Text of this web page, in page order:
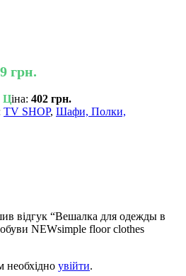
грн.
Ціна: 402 грн.
TV SHOP, Шафи, Полки,
відгук “Вешалка для одежды в
NEWsimple floor clothes
необхідно увійти.